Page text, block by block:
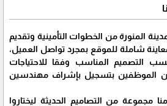
المنورة من الخطوات التأمينية وتقديم
شاملة للموقع بمجرد تواصل العميل،
التصميم المناسب وفقا للاحتياجات
الموظفين بتسجيل بإشراف مهندسين
​​مجموعة من التصاميم الحديثة ليختاروا